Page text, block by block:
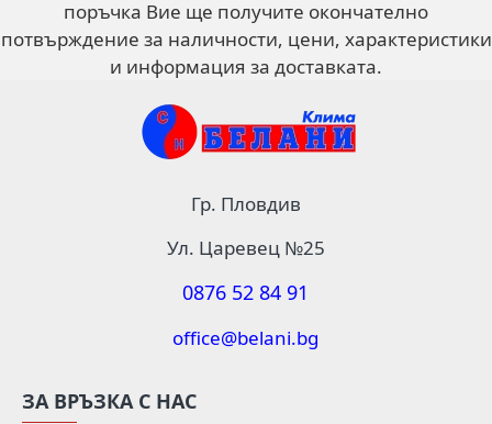
поръчка Вие ще получите окончателно
потвърждение за наличности, цени, характеристики
и информация за доставката.
Гр. Пловдив
Ул. Царевец №25
0876 52 84 91
office@belani.bg
ЗА ВРЪЗКА С НАС